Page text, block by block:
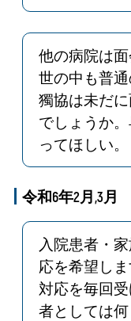
回答
感謝の
これか
安心し
んに寄
と思い
他の病院は面
世の中も普
獨協は未だ
でしょうか
ってほしい。
回答
感染症
ら要請
能とし
ります
さい。
ます
令和6年2月,3月
入院患者・
応を希望し
対応を毎回
者としては